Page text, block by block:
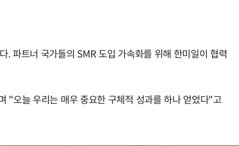
파트너 국가들의 SMR 도입 가속화를 위해 한미일이 협력
"오늘 우리는 매우 중요한 구체적 성과를 하나 얻었다"고